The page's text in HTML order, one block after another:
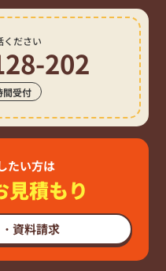
ください
202
間受付
たい方は
見積もり
資料請求